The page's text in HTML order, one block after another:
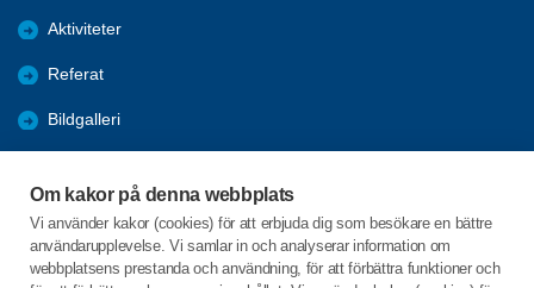
Om kakor på denna webbplats
Vi använder kakor (cookies) för att erbjuda dig som besökare en bättre
användarupplevelse. Vi samlar in och analyserar information om
webbplatsens prestanda och användning, för att förbättra funktioner och
Aktiviteter
Referat
Bildgalleri
Engagera DIG i vår förening